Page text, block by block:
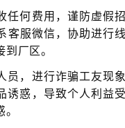
任何费用，谨防虚假
客服微信，协助进行
厂区。
员，进行诈骗工友现
诱惑，导致个人利益